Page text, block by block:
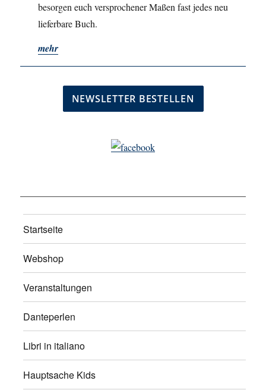
besorgen euch versprochener Maßen fast jedes neu
lieferbare Buch.
mehr
Startseite
Webshop
Veranstaltungen
Danteperlen
Libri in italiano
Hauptsache Kids